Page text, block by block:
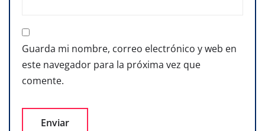
Guarda mi nombre, correo electrónico y web en
este navegador para la próxima vez que
comente.